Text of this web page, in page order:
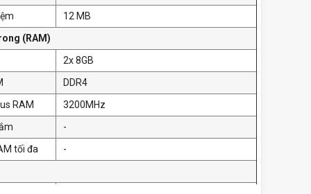
12 MB
(RAM)
2x 8GB
DDR4
RAM
3200MHz
-
tối đa
-